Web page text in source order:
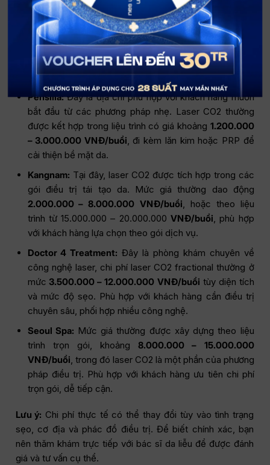
Scar Center:Nếu sử dụng laser CO2 đơn lẻ, chi phí
khoảng2.400.000 – 3.000.000 VNĐ/buổi. Với các
phác đồ kết hợp laser CO2, PRP và bóc tách sẹo, mức
giá có thể tăng lên4.500.000 – 9.500.000 VNĐ/buổi
phù hợp điều trị chuyên sâu hơn.
Pensilia:Đây là địa chỉ phù hợp với khách hàng muốn
bắt đầu từ các phương pháp nhẹ. Laser CO2 thường
được kết hợp trong liệu trình có giá khoảng 1.200.000
– 3.000.000 VNĐ/buổi , đi kèm lăn kim hoặc PRP để
cải thiện bề mặt da.
Kangnam: Tại đây, laser CO2 được tích hợp trong các
gói điều trị tái tạo da. Mức giá thường dao động
2.000.000 – 8.000.000 VNĐ/buổi , hoặc theo liệu
trình từ 15.000.000 – 20.000.000 VNĐ/buổi , phù hợp
với khách hàng lựa chọn theo gói dịch vụ.
Doctor 4 Treatment: Đây là phòng khám chuyên về
công nghệ laser, chi phí laser CO2 fractional thường ở
mức 3.500.000 – 12.000.000 VNĐ/buổi tùy diện tích
và mức độ sẹo. Phù hợp với khách hàng cần điều trị
chuyên sâu, phối hợp nhiều công nghệ.
Seoul Spa: Mức giá thường được xây dựng theo liệu
trình trọn gói, khoảng 8.000.000 – 15.000.000
VNĐ/buổi , trong đó laser CO2 là một phần của phương
pháp điều trị. Phù hợp với khách hàng ưu tiên chi phí
trọn gói, dễ tiếp cận.
Lưu ý: Chi phí thực tế có thể thay đổi tùy vào tình trạng
sẹo, cơ địa và phác đồ điều trị. Để biết chính xác, bạn
nên thăm khám trực tiếp với bác sĩ da liễu để được đánh
giá và tư vấn cụ thể.